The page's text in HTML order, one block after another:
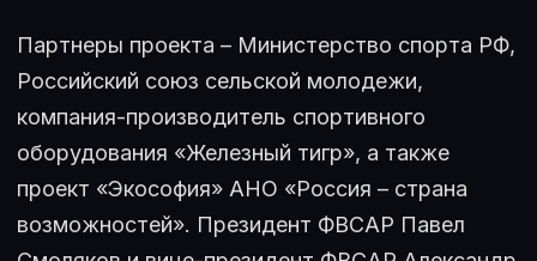
Партнеры проекта – Министерство спорта РФ,
Российский союз сельской молодежи,
компания-производитель спортивного
оборудования «Железный тигр», а также
проект «Экософия» АНО «Россия – страна
возможностей». Президент ФВСАР Павел